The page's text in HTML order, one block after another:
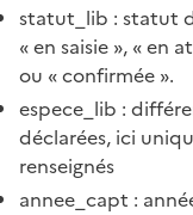
statut_lib : statut
« en saisie », « en
ou « confirmée ».
espece_lib :
déclarées, ici
renseignés
annee_capt :